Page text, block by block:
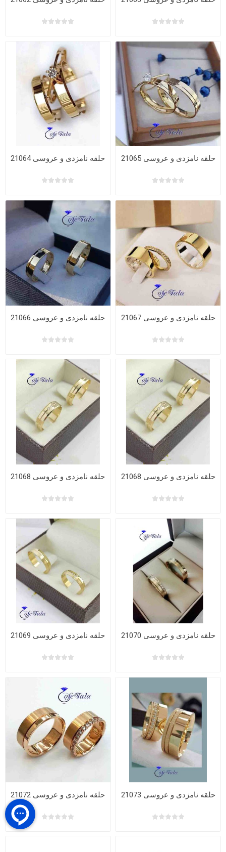
حلقه نامزدی و عروسی 21064 حلقه نامزدی و عروسی 21065
حلقه نامزدی و عروسی 21066 حلقه نامزدی و عروسی 21067
حلقه نامزدی و عروسی 21068 حلقه نامزدی و عروسی 21068
حلقه نامزدی و عروسی 21069 حلقه نامزدی و عروسی 21070
حلقه نامزدی و عروسی 21072 حلقه نامزدی و عروسی 21073